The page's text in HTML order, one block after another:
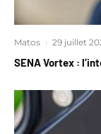
Matos · 29 juillet
SENA Vortex :